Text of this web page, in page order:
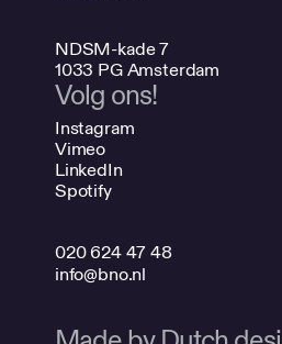
NDSM-kade 7
1033 PG Amsterdam
Volg ons!
Instagram
Vimeo
LinkedIn
Spotify
020 624 47 48
info@bno.nl